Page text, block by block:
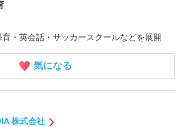
・英会話・サッカースクールなどを展開
気になる
株式会社